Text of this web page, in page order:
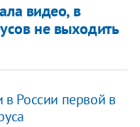
видео, в
не выходить
в России первой в